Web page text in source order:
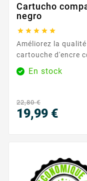
Cartucho
negro
    
Améliorez la
cartouche d'encre
Conçue pour offrir
précises, cette
Avec une capacité
vous assure une
réduisant ainsi
En stock
22,80 €
19,99 €